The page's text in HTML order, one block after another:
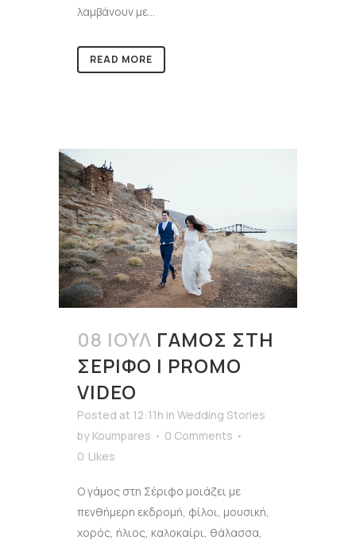
λαμβάνουν με...
READ MORE
08 ΙΟΎΛ ΓΆΜΟΣ ΣΤΗ
ΣΈΡΙΦΟ | PROMO
VIDEO
Posted at 12:11h in Wedding Stories
by Koumpares
0 Comments
0 Likes
Ο γάμος στη Σέριφο μοιάζει με
πενθήμερη εκδρομή, φίλοι, μουσική,
χορός, ήλιος, καλοκαίρι, θάλασσα,